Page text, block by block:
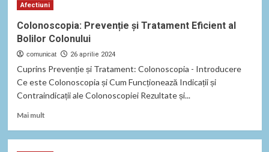
fisurii
prin
schimbări
în
regimul
și
exercițiile
Afectiuni
Colonoscopia: Prevenție și Tratament Eficient al
Bolilor Colonului
comunicat 26 aprilie 2024
Cuprins Prevenție și Tratament: Colonoscopia - Introducere
Ce este Colonoscopia și Cum Funcționează Indicații și
Contraindicații ale Colonoscopiei Rezultate și...
Mai multRead